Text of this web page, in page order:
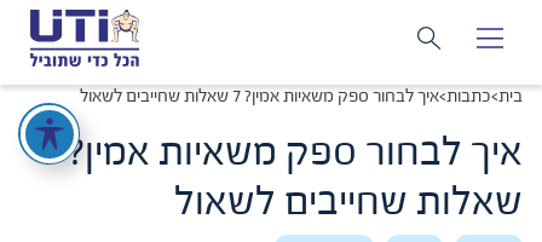
בית>כתבות>איך לבחור ספק משאיות אמין? 7 שאלות שחייבים לשאול
איך לבחור ספק משאיות אמין? 7
שאלות שחייבים לשאול